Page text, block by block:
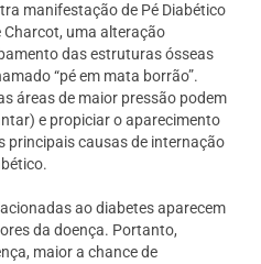
manifestação de Pé Diabético
Charcot, uma alteração
das estruturas ósseas
“pé em mata borrão”.
áreas de maior pressão podem
e propiciar o aparecimento
principais causas de internação
ao diabetes aparecem
da doença. Portanto,
maior a chance de